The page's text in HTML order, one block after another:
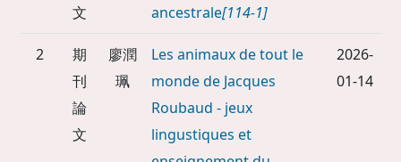
文
ancestrale[114-1]
2
期
刊
論
文
廖潤
珮
Les animaux de tout le
monde de Jacques
Roubaud - jeux
lingustiques et
2026-
01-14